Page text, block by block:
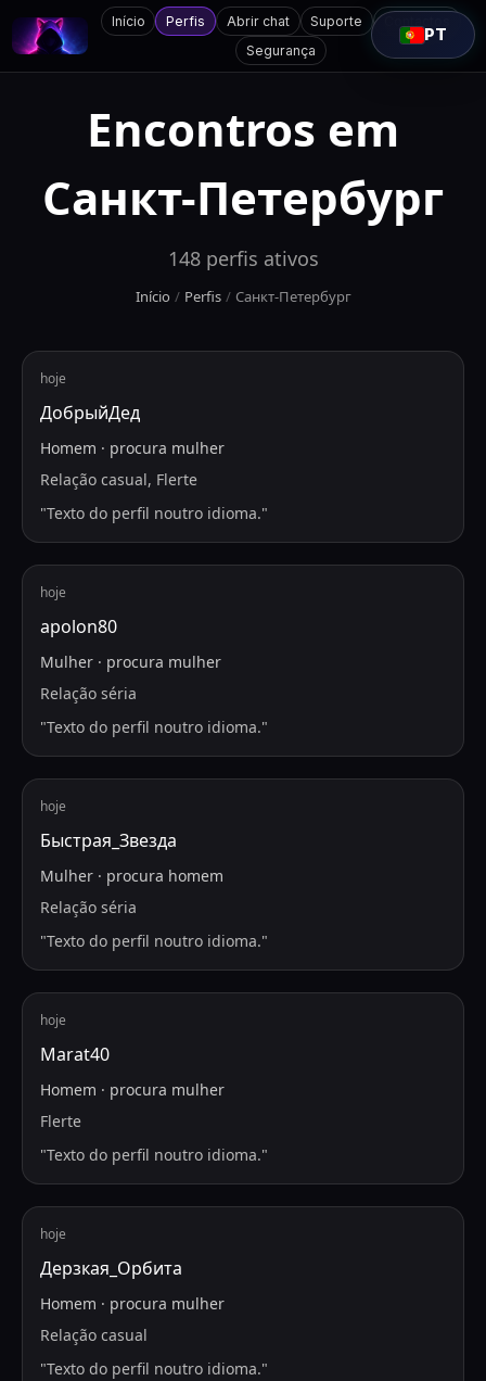
Início Perfis Abrir chat Suporte
Segurança
PT
Encontros em
Санкт-Петербург
148 perfis ativos
Início / Perfis / Санкт-Петербург
hoje
ДобрыйДед
Homem · procura mulher
Relação casual, Flerte
"Texto do perfil noutro idioma."
hoje
apolon80
Mulher · procura mulher
Relação séria
"Texto do perfil noutro idioma."
hoje
Быстрая_Звезда
Mulher · procura homem
Relação séria
"Texto do perfil noutro idioma."
hoje
Marat40
Homem · procura mulher
Flerte
"Texto do perfil noutro idioma."
hoje
Дерзкая_Орбита
Homem · procura mulher
Relação casual
"Texto do perfil noutro idioma."